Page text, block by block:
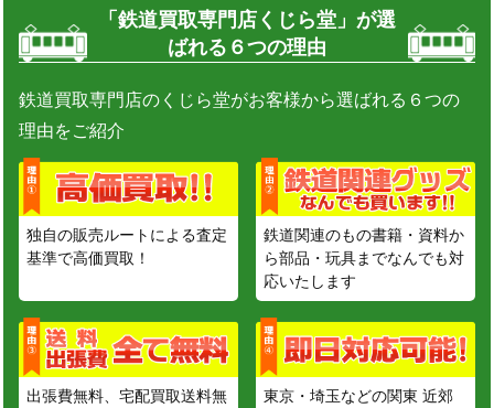
「鉄道買取専門店くじら堂」が選
ばれる６つの理由
鉄道買取専門店のくじら堂がお客様から選ばれる６つの
理由をご紹介
独自の販売ルートによる査定
基準で高価買取！
鉄道関連のもの書籍・資料か
ら部品・玩具までなんでも対
応いたします
出張費無料、宅配買取送料無
東京・埼玉などの関東 近郊